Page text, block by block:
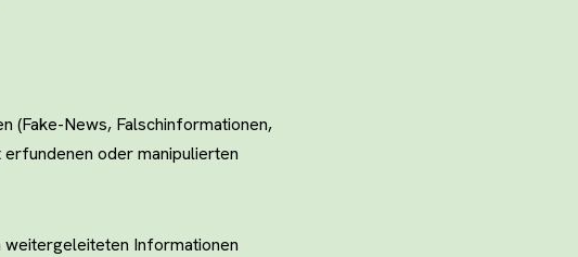
(Fake-News, Falschinformationen,
oder manipulierten
weitergeleiteten Informationen